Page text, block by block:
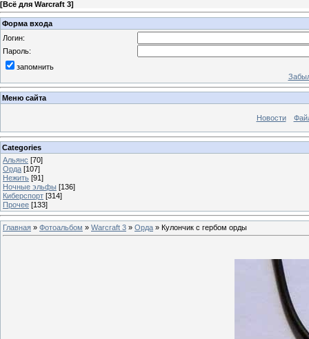
[Всё для Warcraft 3]
Форма входа
Логин:
Пароль:
запомнить
Меню сайта
Новости
Categories
Альянс [70]
Орда [107]
Нежить [91]
Ночные эльфы [136]
Киберспорт [314]
Прочее [133]
Главная » Фотоальбом » Warcraft 3 » Орда » Кулончик с гербом орды